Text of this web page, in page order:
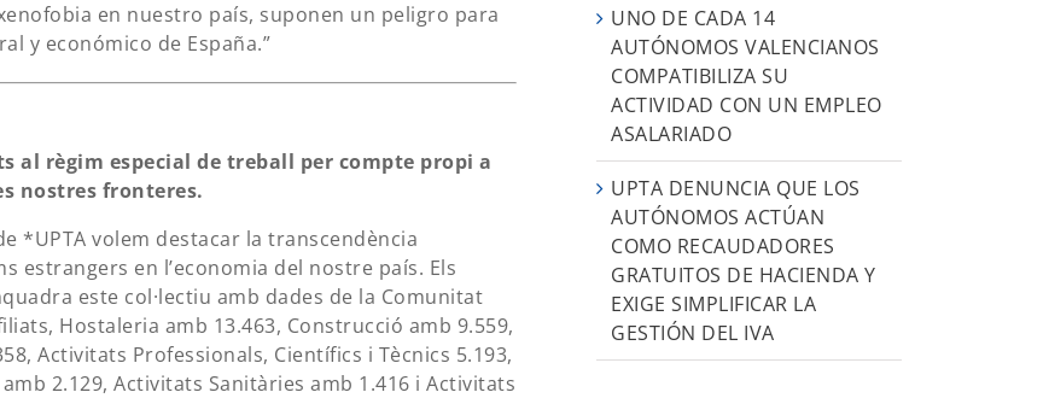
en nuestro país, suponen un peligro para
y económico de España.”
al règim especial de treball per compte propi a
nostres fronteres.
*UPTA volem destacar la transcendència
estrangers en l’economia del nostre país. Els
este col·lectiu amb dades de la Comunitat
Hostaleria amb 13.463, Construcció amb 9.559,
Activitats Professionals, Científics i Tècnics 5.193,
2.129, Activitats Sanitàries amb 1.416 i Activitats
UNO DE CADA 14
AUTÓNOMOS VALENCIANOS
COMPATIBILIZA SU
ACTIVIDAD CON UN EMPLEO
ASALARIADO
UPTA DENUNCIA QUE LOS
AUTÓNOMOS ACTÚAN
COMO RECAUDADORES
GRATUITOS DE HACIENDA Y
EXIGE SIMPLIFICAR LA
GESTIÓN DEL IVA